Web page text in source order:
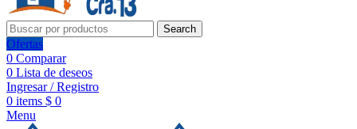
Search
Ofertas
0 Comparar
0 Lista de deseos
Ingresar / Registro
0 items $ 0
Menu